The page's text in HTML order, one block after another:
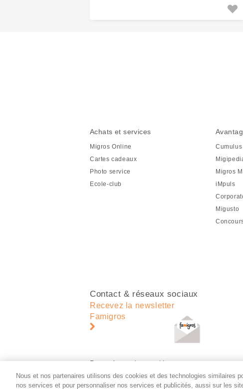
Achats et services
Migros Online
Cartes cadeaux
Photo service
Ecole-club
Cumulus
Migros
iMpuls
Migusto
Contact & réseaux sociaux
Recevez la newsletter
Famigros
Paramètres des cookies
Nous et nos partenaires utilisons des cookies et des technologies similaires
nos services et pour personnaliser nos services et publicités, aussi sur les